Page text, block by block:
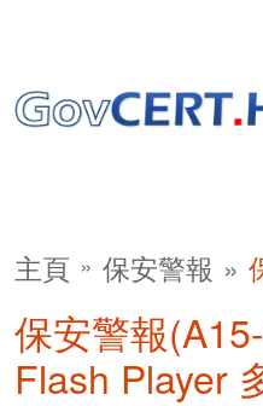
主頁 保安警報
保安警報
Flash Player